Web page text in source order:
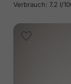
Verbrauch: 7.2 l/